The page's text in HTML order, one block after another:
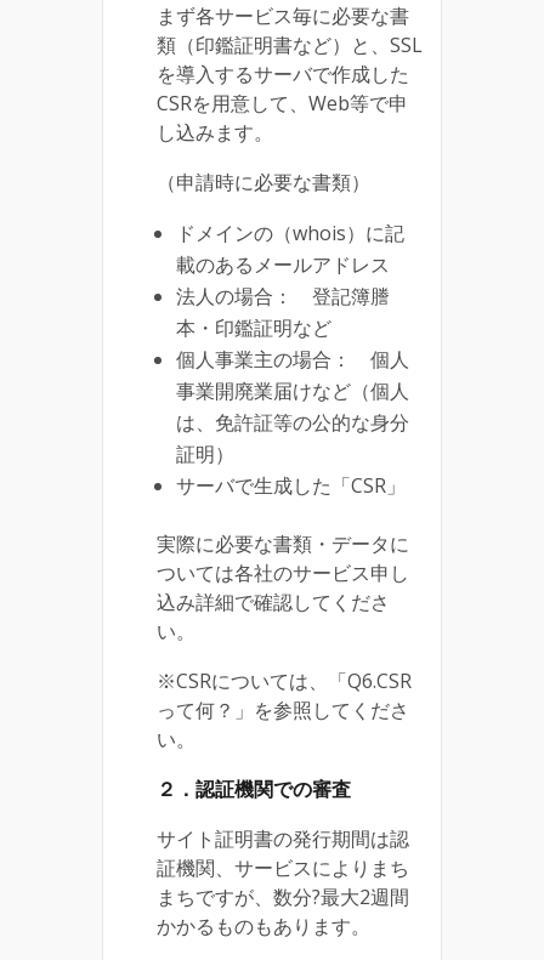
まず各サービス毎に必要な書
類（印鑑証明書など）と、SSL
を導入するサーバで作成した
CSRを用意して、Web等で申
し込みます。
（申請時に必要な書類）
ドメインの（whois）に記
載のあるメールアドレス
法人の場合： 登記簿謄
本・印鑑証明など
個人事業主の場合： 個人
事業開廃業届けなど（個人
は、免許証等の公的な身分
証明）
サーバで生成した「CSR」
実際に必要な書類・データに
ついては各社のサービス申し
込み詳細で確認してくださ
い。
※CSRについては、「Q6.CSR
って何？」を参照してくださ
い。
２．認証機関での審査
サイト証明書の発行期間は認
証機関、サービスによりまち
まちですが、数分?最大2週間
かかるものもあります。